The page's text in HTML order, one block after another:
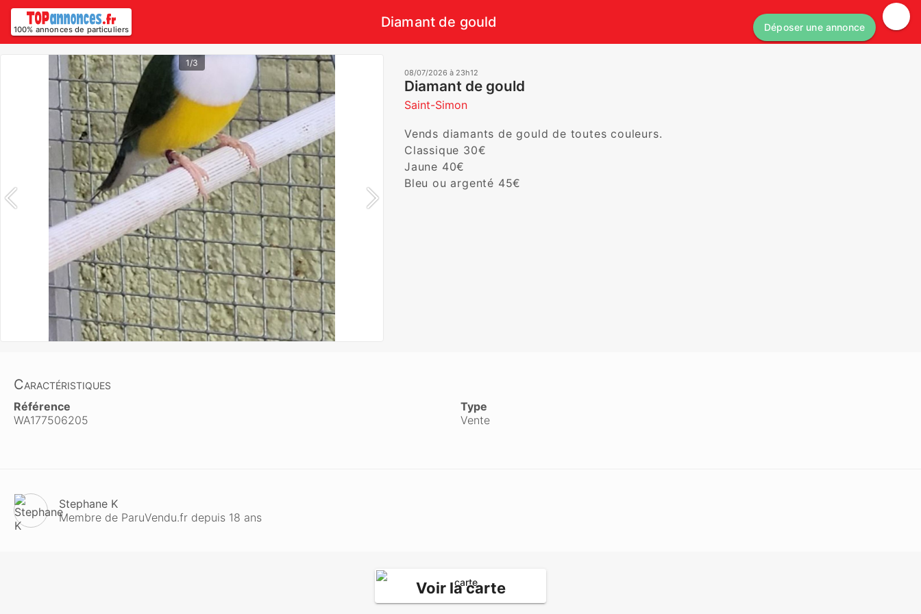
100% annonces de particuliers Diamant de gould Déposer une annonce
1/3
08/07/2026 à 23h12
Diamant de gould
Saint-Simon
Vends diamants de gould de toutes couleurs.
Classique 30€
Jaune 40€
Bleu ou argenté 45€
Caractéristiques
Référence
WA177506205
Type
Vente
Stephane K
Membre de ParuVendu.fr depuis 18 ans
Voir la carte